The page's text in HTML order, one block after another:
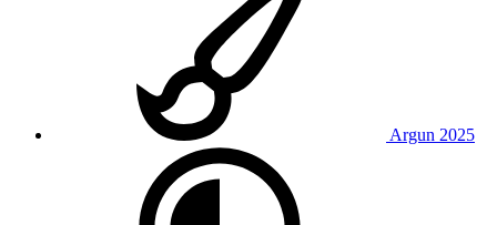
Argun 2025